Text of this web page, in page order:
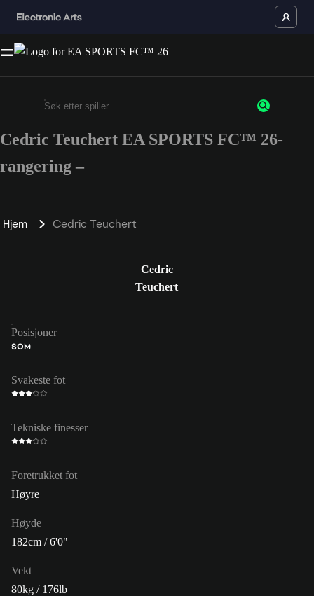
Enter a minimum of 3 characters or numbers
Cedric Teuchert EA SPORTS FC™ 26-
rangering –
Hjem Cedric Teuchert
Cedric
Teuchert
Posisjoner
SOM
Svakeste fot
Tekniske finesser
Foretrukket fot
Høyre
Høyde
182cm / 6'0"
Vekt
80kg / 176lb